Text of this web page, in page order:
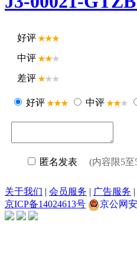
好评
中评
差评
好评 中评
匿名发表 (内容限5
关于我们 | 会员服务 | 广告服务 |
京ICP备14024613号
京公网